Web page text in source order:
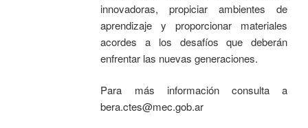
innovadoras, propiciar ambientes de
aprendizaje y proporcionar materiales
acordes a los desafíos que deberán
enfrentar las nuevas generaciones.
Para más información consulta a
bera.ctes@mec.gob.ar